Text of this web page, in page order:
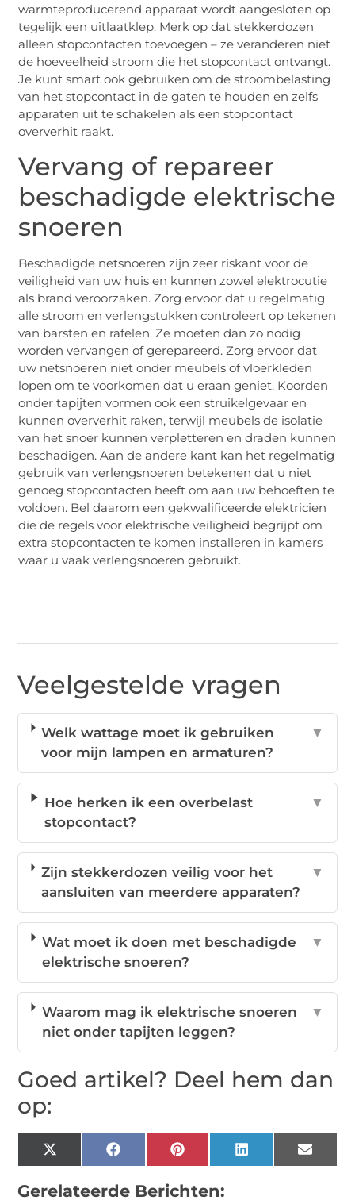
warmteproducerend apparaat wordt aangesloten op
tegelijk een uitlaatklep. Merk op dat stekkerdozen
alleen stopcontacten toevoegen – ze veranderen niet
de hoeveelheid stroom die het stopcontact ontvangt.
Je kunt smart ook gebruiken om de stroombelasting
van het stopcontact in de gaten te houden en zelfs
apparaten uit te schakelen als een stopcontact
oververhit raakt.
Vervang of repareer
beschadigde elektrische
snoeren
Beschadigde netsnoeren zijn zeer riskant voor de
veiligheid van uw huis en kunnen zowel elektrocutie
als brand veroorzaken. Zorg ervoor dat u regelmatig
alle stroom en verlengstukken controleert op tekenen
van barsten en rafelen. Ze moeten dan zo nodig
worden vervangen of gerepareerd. Zorg ervoor dat
uw netsnoeren niet onder meubels of vloerkleden
lopen om te voorkomen dat u eraan geniet. Koorden
onder tapijten vormen ook een struikelgevaar en
kunnen oververhit raken, terwijl meubels de isolatie
van het snoer kunnen verpletteren en draden kunnen
beschadigen. Aan de andere kant kan het regelmatig
gebruik van verlengsnoeren betekenen dat u niet
genoeg stopcontacten heeft om aan uw behoeften te
voldoen. Bel daarom een ​​gekwalificeerde elektricien
die de regels voor elektrische veiligheid begrijpt om
extra stopcontacten te komen installeren in kamers
waar u vaak verlengsnoeren gebruikt.
Veelgestelde vragen
Welk wattage moet ik gebruiken
voor mijn lampen en armaturen?
▼
Hoe herken ik een overbelast
stopcontact?
▼
Zijn stekkerdozen veilig voor het
aansluiten van meerdere apparaten?
▼
Wat moet ik doen met beschadigde
elektrische snoeren?
▼
Waarom mag ik elektrische snoeren
niet onder tapijten leggen?
▼
Goed artikel? Deel hem dan
op:
X
(Twitter)
FacebookPinterestLinkedIn Email
Gerelateerde Berichten: